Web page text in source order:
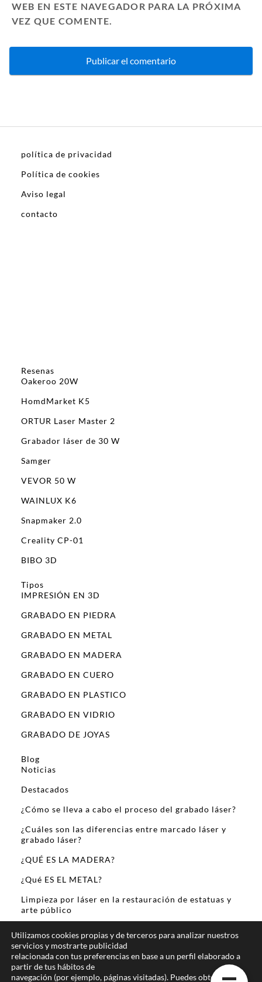
WEB EN ESTE NAVEGADOR PARA LA PRÓXIMA
VEZ QUE COMENTE.
política de privacidad
Política de cookies
Aviso legal
contacto
Resenas
Oakeroo 20W
HomdMarket K5
ORTUR Laser Master 2
Grabador láser de 30 W
Samger
VEVOR 50 W
WAINLUX K6
Snapmaker 2.0
Creality CP-01
BIBO 3D
Tipos
IMPRESIÓN EN 3D
GRABADO EN PIEDRA
GRABADO EN METAL
GRABADO EN MADERA
GRABADO EN CUERO
GRABADO EN PLASTICO
GRABADO EN VIDRIO
GRABADO DE JOYAS
Blog
Noticias
Destacados
¿Cómo se lleva a cabo el proceso del grabado láser?
¿Cuáles son las diferencias entre marcado láser y
grabado láser?
¿QUÉ ES LA MADERA?
¿Qué ES EL METAL?
Limpieza por láser en la restauración de estatuas y
arte público
Sobre Mi
Utilizamos cookies propias y de terceros para analizar nuestros
servicios y mostrarte publicidad
relacionada con tus preferencias en base a un perfil elaborado a
partir de tus hábitos de
navegación (por ejemplo, páginas visitadas). Puedes obtener más